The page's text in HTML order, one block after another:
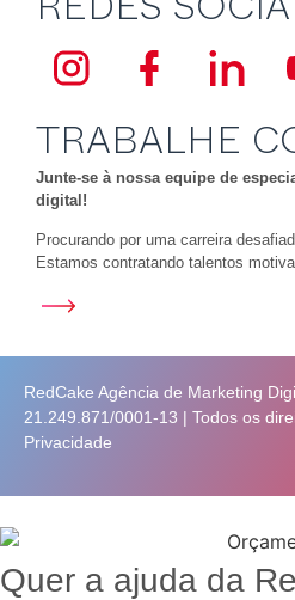
REDES
TRABALHE
Junte-se à nossa equipe de
digital!
Procurando por uma carreira
Estamos contratando talentos
RedCake Agência de Marketing
21.249.871/0001-13 | Todos os
Privacidade
Quer a ajuda da